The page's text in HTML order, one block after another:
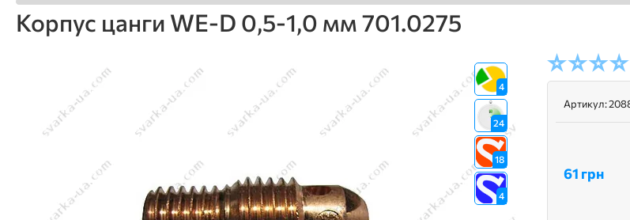
Корпус цанги WE-D 0,5-1,0 мм 701.0275
4
24
18
4
Артикул:
61 грн